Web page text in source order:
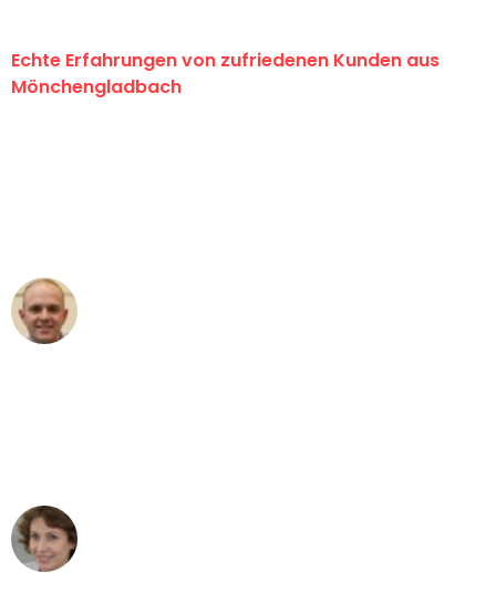
Echte Erfahrungen von zufriedenen Kunden aus
Mönchengladbach